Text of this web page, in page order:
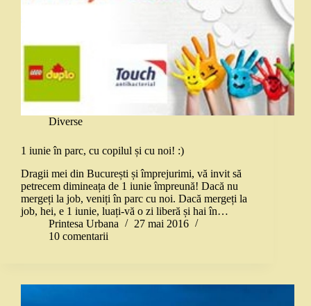
Diverse
1 iunie în parc, cu copilul și cu noi! :)
Dragii mei din București și împrejurimi, vă invit să
petrecem dimineața de 1 iunie împreună! Dacă nu
mergeți la job, veniți în parc cu noi. Dacă mergeți la
job, hei, e 1 iunie, luați-vă o zi liberă și hai în…
Printesa Urbana
27 mai 2016
10 comentarii